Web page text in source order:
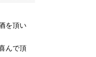
を頂い
んで頂